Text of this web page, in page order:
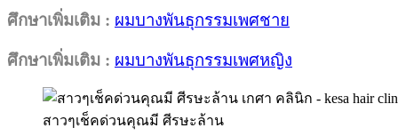
ศึกษาเพิ่มเติม : ผมบางพันธุกรรมเพศชาย
ศึกษาเพิ่มเติม : ผมบางพันธุกรรมเพศหญิง
สาวๆเช็คด่วนคุณมี ศีรษะล้าน